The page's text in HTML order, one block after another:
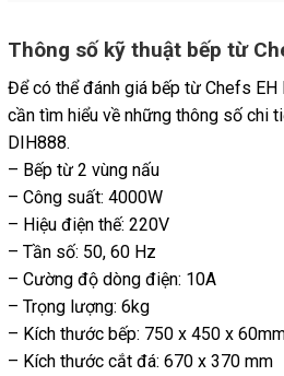
Thông số kỹ thuật bếp từ
Để có thể đánh giá bếp từ Chefs
cần tìm hiểu về những thông số chi
DIH888.
– Bếp từ 2 vùng nấu
– Công suất: 4000W
– Hiệu điện thế: 220V
– Tần số: 50, 60 Hz
– Cường độ dòng điện: 10A
– Trọng lượng: 6kg
– Kích thước bếp: 750 x 450 x
– Kích thước cắt đá: 670 x 370 mm